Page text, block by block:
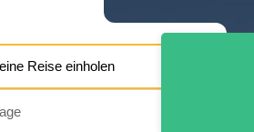
Reise einholen